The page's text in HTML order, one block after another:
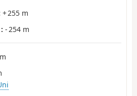
+ 255 m
- 254 m